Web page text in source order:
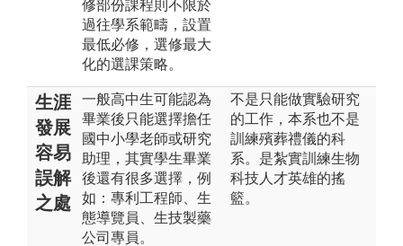
修部份課程則不限於
過往學系範疇，設置
最低必修，選修最大
化的選課策略。
生涯
發展
容易
誤解
之處
一般高中生可能認為
畢業後只能選擇擔任
國中小學老師或研究
助理，其實學生畢業
後還有很多選擇，例
如：專利工程師、生
態導覽員、生技製藥
公司專員。
不是只能做實驗研究
的工作，本系也不是
訓練殯葬禮儀的科
系。是紮實訓練生物
科技人才英雄的搖
籃。